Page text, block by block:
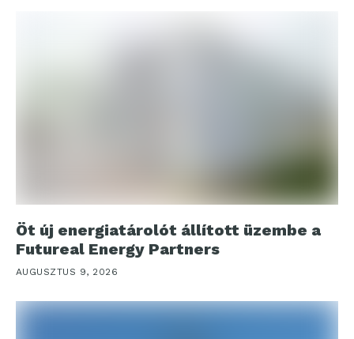
Öt új energiatárolót állított üzembe a
Futureal Energy Partners
AUGUSZTUS 9, 2026